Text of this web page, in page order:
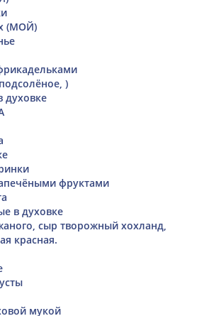
(МОЙ)
)
духовке
фруктами
в духовке
сыр творожный хохланд,
красная.
мукой